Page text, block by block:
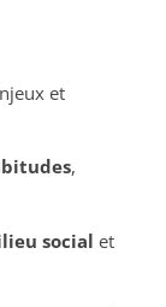
et
,
social et